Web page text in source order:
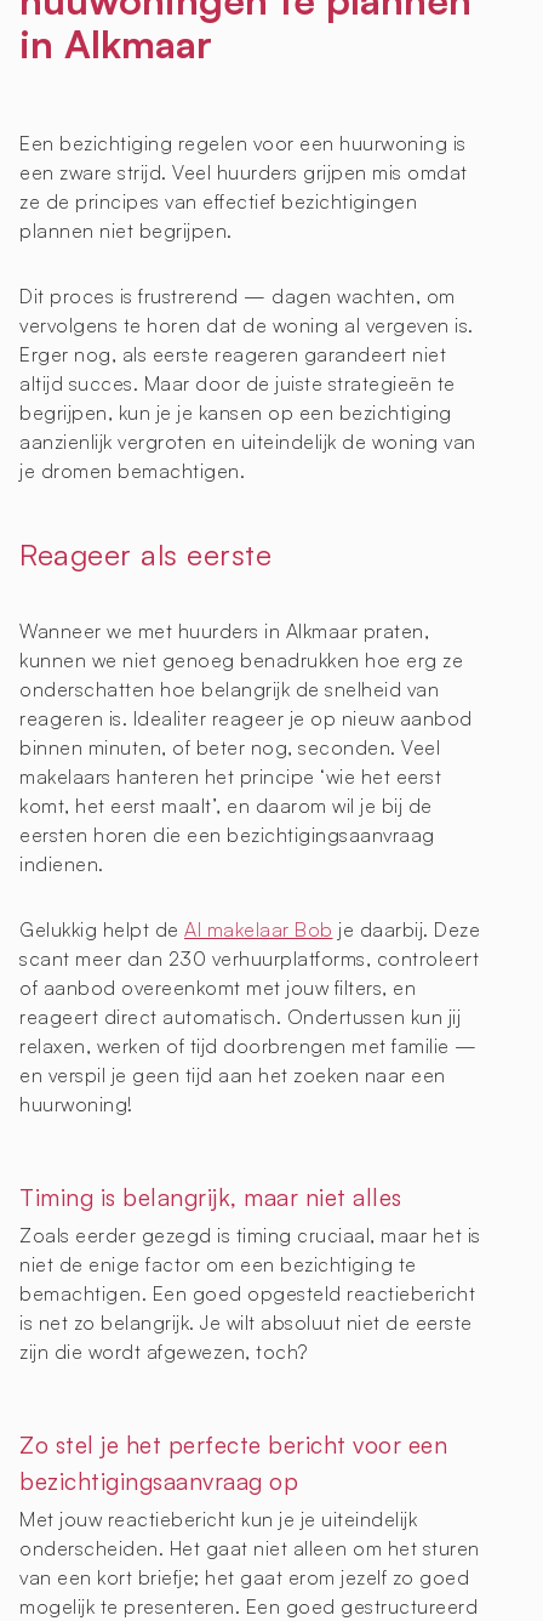
in Alkmaar
Een bezichtiging regelen voor een huurwoning is
een zware strijd. Veel huurders grijpen mis omdat
ze de principes van effectief bezichtigingen
plannen niet begrijpen.
Dit proces is frustrerend — dagen wachten, om
vervolgens te horen dat de woning al vergeven is.
Erger nog, als eerste reageren garandeert niet
altijd succes. Maar door de juiste strategieën te
begrijpen, kun je je kansen op een bezichtiging
aanzienlijk vergroten en uiteindelijk de woning van
je dromen bemachtigen.
Reageer als eerste
Wanneer we met huurders in Alkmaar praten,
kunnen we niet genoeg benadrukken hoe erg ze
onderschatten hoe belangrijk de snelheid van
reageren is. Idealiter reageer je op nieuw aanbod
binnen minuten, of beter nog, seconden. Veel
makelaars hanteren het principe ‘wie het eerst
komt, het eerst maalt’, en daarom wil je bij de
eersten horen die een bezichtigingsaanvraag
indienen.
Gelukkig helpt de AI makelaar Bob je daarbij. Deze
scant meer dan 230 verhuurplatforms, controleert
of aanbod overeenkomt met jouw filters, en
reageert direct automatisch. Ondertussen kun jij
relaxen, werken of tijd doorbrengen met familie —
en verspil je geen tijd aan het zoeken naar een
huurwoning!
Timing is belangrijk, maar niet alles
Zoals eerder gezegd is timing cruciaal, maar het is
niet de enige factor om een bezichtiging te
bemachtigen. Een goed opgesteld reactiebericht
is net zo belangrijk. Je wilt absoluut niet de eerste
zijn die wordt afgewezen, toch?
Zo stel je het perfecte bericht voor een
bezichtigingsaanvraag op
Met jouw reactiebericht kun je je uiteindelijk
onderscheiden. Het gaat niet alleen om het sturen
van een kort briefje; het gaat erom jezelf zo goed
mogelijk te presenteren. Een goed gestructureerd